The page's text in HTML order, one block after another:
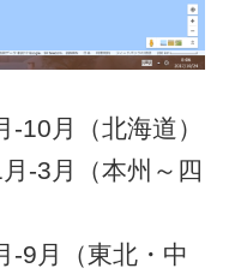
10月（北海道）
-3月（本州～四
-9月（東北・中